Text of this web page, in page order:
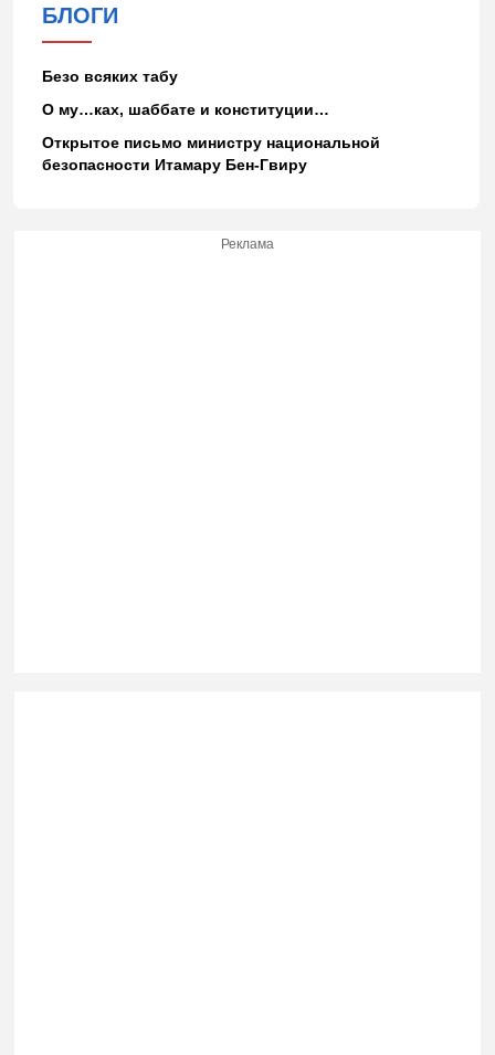
БЛОГИ
Безо всяких табу
О му…ках, шаббате и конституции…
Открытое письмо министру национальной
безопасности Итамару Бен-Гвиру
Реклама